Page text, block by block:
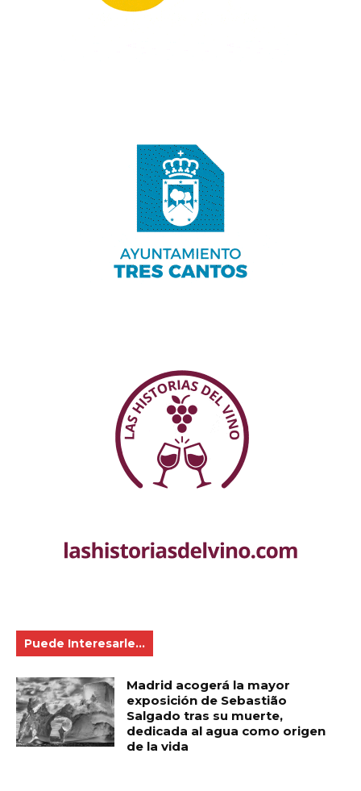
Puede Interesarle...
Madrid acogerá la mayor
exposición de Sebastião
Salgado tras su muerte,
dedicada al agua como origen
de la vida